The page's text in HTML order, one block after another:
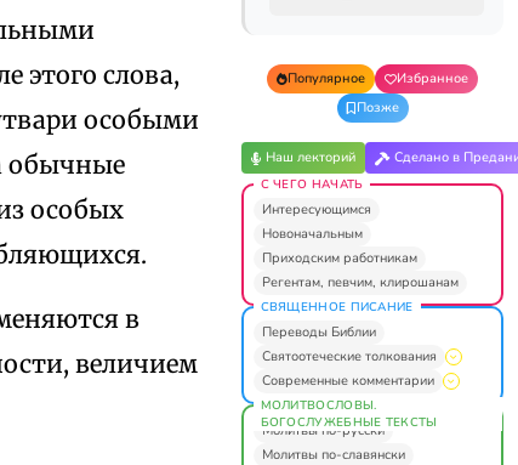
этого слова,
особыми
обычные
особых
в
величием
Популярное
Избранное
Позже
Наш лекторий Сделано в
С ЧЕГО НАЧАТЬ
Интересующимся
Новоначальным
Приходским работникам
Регентам, певчим, клирошанам
СВЯЩЕННОЕ ПИСАНИЕ
Переводы Библии
Святоотеческие толкования
Современные комментарии
МОЛИТВОСЛОВЫ.
БОГОСЛУЖЕБНЫЕ ТЕКСТЫ
Молитвы по-русски
Молитвы по-славянски